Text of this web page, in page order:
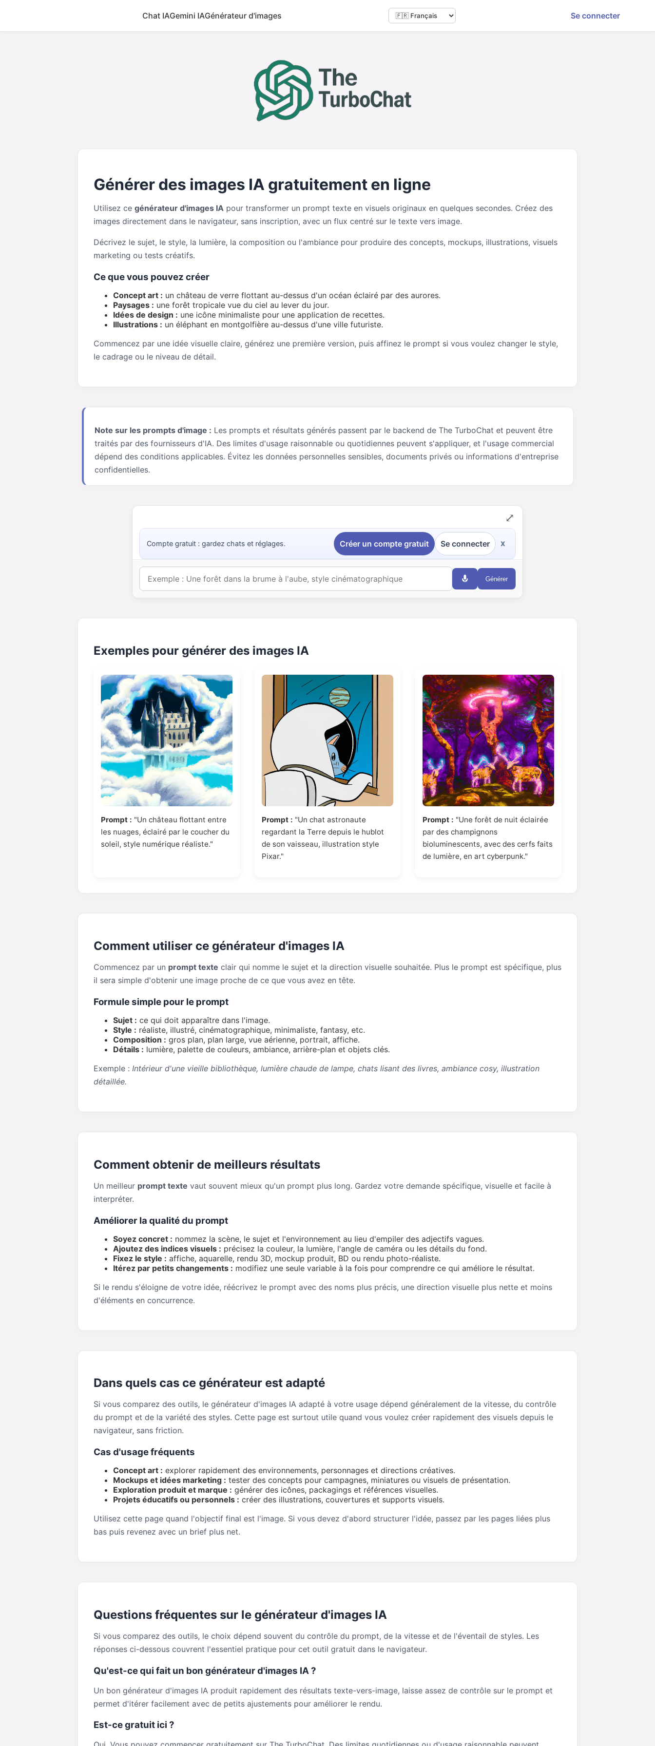
Chat IAGemini IAGénérateur d'images Se connecter
Générer des images IA gratuitement en ligne
Utilisez ce générateur d'images IA pour transformer un prompt texte en visuels originaux en quelques secondes. Créez des
images directement dans le navigateur, sans inscription, avec un flux centré sur le texte vers image.
Décrivez le sujet, le style, la lumière, la composition ou l'ambiance pour produire des concepts, mockups, illustrations, visuels
marketing ou tests créatifs.
Ce que vous pouvez créer
Concept art : un château de verre flottant au-dessus d'un océan éclairé par des aurores.
Paysages : une forêt tropicale vue du ciel au lever du jour.
Idées de design : une icône minimaliste pour une application de recettes.
Illustrations : un éléphant en montgolfière au-dessus d'une ville futuriste.
Commencez par une idée visuelle claire, générez une première version, puis affinez le prompt si vous voulez changer le style,
le cadrage ou le niveau de détail.
Note sur les prompts d'image : Les prompts et résultats générés passent par le backend de The TurboChat et peuvent être
traités par des fournisseurs d'IA. Des limites d'usage raisonnable ou quotidiennes peuvent s'appliquer, et l'usage commercial
dépend des conditions applicables. Évitez les données personnelles sensibles, documents privés ou informations d'entreprise
confidentielles.
⤢
Compte gratuit : gardez chats et réglages. Créer un compte gratuit Se connecter X
Générer
Exemples pour générer des images IA
Prompt : "Un château flottant entre
les nuages, éclairé par le coucher du
soleil, style numérique réaliste."
Prompt : "Un chat astronaute
regardant la Terre depuis le hublot
de son vaisseau, illustration style
Pixar."
Prompt : "Une forêt de nuit éclairée
par des champignons
bioluminescents, avec des cerfs faits
de lumière, en art cyberpunk."
Comment utiliser ce générateur d'images IA
Commencez par un prompt texte clair qui nomme le sujet et la direction visuelle souhaitée. Plus le prompt est spécifique, plus
il sera simple d'obtenir une image proche de ce que vous avez en tête.
Formule simple pour le prompt
Sujet : ce qui doit apparaître dans l'image.
Style : réaliste, illustré, cinématographique, minimaliste, fantasy, etc.
Composition : gros plan, plan large, vue aérienne, portrait, affiche.
Détails : lumière, palette de couleurs, ambiance, arrière-plan et objets clés.
Exemple : Intérieur d'une vieille bibliothèque, lumière chaude de lampe, chats lisant des livres, ambiance cosy, illustration
détaillée.
Comment obtenir de meilleurs résultats
Un meilleur prompt texte vaut souvent mieux qu'un prompt plus long. Gardez votre demande spécifique, visuelle et facile à
interpréter.
Améliorer la qualité du prompt
Soyez concret : nommez la scène, le sujet et l'environnement au lieu d'empiler des adjectifs vagues.
Ajoutez des indices visuels : précisez la couleur, la lumière, l'angle de caméra ou les détails du fond.
Fixez le style : affiche, aquarelle, rendu 3D, mockup produit, BD ou rendu photo-réaliste.
Itérez par petits changements : modifiez une seule variable à la fois pour comprendre ce qui améliore le résultat.
Si le rendu s'éloigne de votre idée, réécrivez le prompt avec des noms plus précis, une direction visuelle plus nette et moins
d'éléments en concurrence.
Dans quels cas ce générateur est adapté
Si vous comparez des outils, le générateur d'images IA adapté à votre usage dépend généralement de la vitesse, du contrôle
du prompt et de la variété des styles. Cette page est surtout utile quand vous voulez créer rapidement des visuels depuis le
navigateur, sans friction.
Cas d'usage fréquents
Concept art : explorer rapidement des environnements, personnages et directions créatives.
Mockups et idées marketing : tester des concepts pour campagnes, miniatures ou visuels de présentation.
Exploration produit et marque : générer des icônes, packagings et références visuelles.
Projets éducatifs ou personnels : créer des illustrations, couvertures et supports visuels.
Utilisez cette page quand l'objectif final est l'image. Si vous devez d'abord structurer l'idée, passez par les pages liées plus
bas puis revenez avec un brief plus net.
Questions fréquentes sur le générateur d'images IA
Si vous comparez des outils, le choix dépend souvent du contrôle du prompt, de la vitesse et de l'éventail de styles. Les
réponses ci-dessous couvrent l'essentiel pratique pour cet outil gratuit dans le navigateur.
Qu'est-ce qui fait un bon générateur d'images IA ?
Un bon générateur d'images IA produit rapidement des résultats texte-vers-image, laisse assez de contrôle sur le prompt et
permet d'itérer facilement avec de petits ajustements pour améliorer le rendu.
Est-ce gratuit ici ?